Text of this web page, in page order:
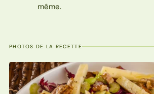
même.
PHOTOS DE LA RECETTE